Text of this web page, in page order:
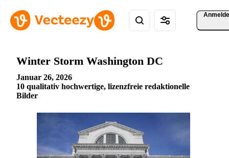
Winter Storm Washington DC
Januar 26, 2026
10 qualitativ hochwertige, lizenzfreie redaktionelle
Bilder